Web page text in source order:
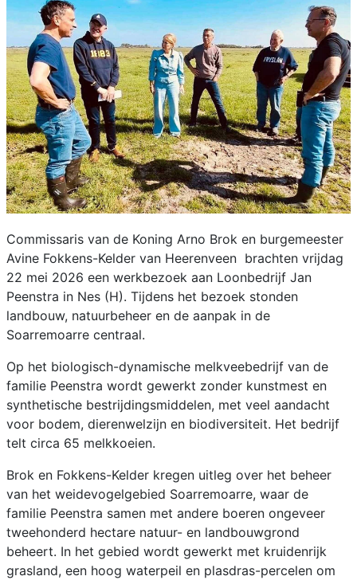
Commissaris van de Koning Arno Brok en burgemeester
Avine Fokkens-Kelder van Heerenveen brachten vrijdag
22 mei 2026 een werkbezoek aan Loonbedrijf Jan
Peenstra in Nes (H). Tijdens het bezoek stonden
landbouw, natuurbeheer en de aanpak in de
Soarremoarre centraal.
Op het biologisch-dynamische melkveebedrijf van de
familie Peenstra wordt gewerkt zonder kunstmest en
synthetische bestrijdingsmiddelen, met veel aandacht
voor bodem, dierenwelzijn en biodiversiteit. Het bedrijf
telt circa 65 melkkoeien.
Brok en Fokkens-Kelder kregen uitleg over het beheer
van het weidevogelgebied Soarremoarre, waar de
familie Peenstra samen met andere boeren ongeveer
tweehonderd hectare natuur- en landbouwgrond
beheert. In het gebied wordt gewerkt met kruidenrijk
grasland, een hoog waterpeil en plasdras-percelen om